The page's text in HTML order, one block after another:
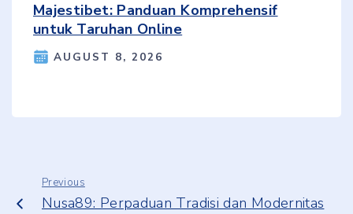
Majestibet: Panduan Komprehensif
untuk Taruhan Online
AUGUST 8, 2026
Previous
Nusa89: Perpaduan Tradisi dan Modernitas